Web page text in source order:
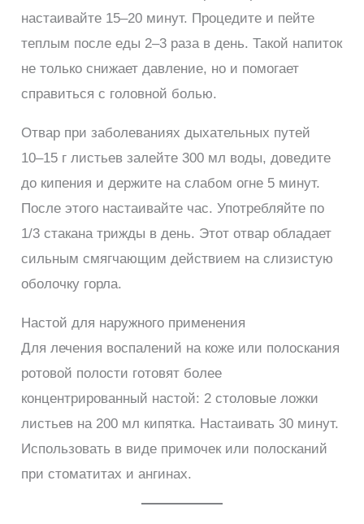
настаивайте 15–20 минут. Процедите и пейте
теплым после еды 2–3 раза в день. Такой напиток
не только снижает давление, но и помогает
справиться с головной болью.
Отвар при заболеваниях дыхательных путей
10–15 г листьев залейте 300 мл воды, доведите
до кипения и держите на слабом огне 5 минут.
После этого настаивайте час. Употребляйте по
1/3 стакана трижды в день. Этот отвар обладает
сильным смягчающим действием на слизистую
оболочку горла.
Настой для наружного применения
Для лечения воспалений на коже или полоскания
ротовой полости готовят более
концентрированный настой: 2 столовые ложки
листьев на 200 мл кипятка. Настаивать 30 минут.
Использовать в виде примочек или полосканий
при стоматитах и ангинах.